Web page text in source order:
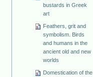
bustards in Greek
art
Feathers, grit and
symbolism. Birds
and humans in the
ancient old and new
worlds
Domestication of the